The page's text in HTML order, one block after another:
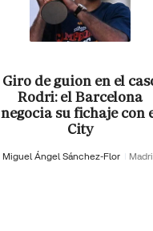
Giro de guion en el
Rodri: el Barcelona
negocia su fichaje con
City
Miguel Ángel Sánchez-Flor